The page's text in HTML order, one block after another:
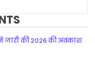
ने जारी की 2026 की अवकाश